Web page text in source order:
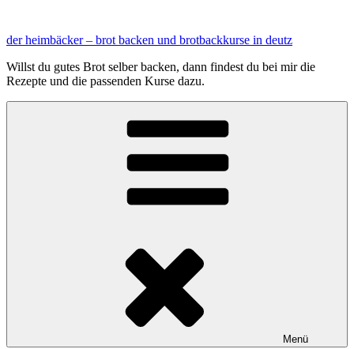
springen
der heimbäcker – brot backen und brotbackkurse in deutz
Willst du gutes Brot selber backen, dann findest du bei mir die
Rezepte und die passenden Kurse dazu.
Menü